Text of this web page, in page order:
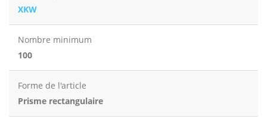
XKW
Nombre minimum
100
Forme de l'article
Prisme rectangulaire